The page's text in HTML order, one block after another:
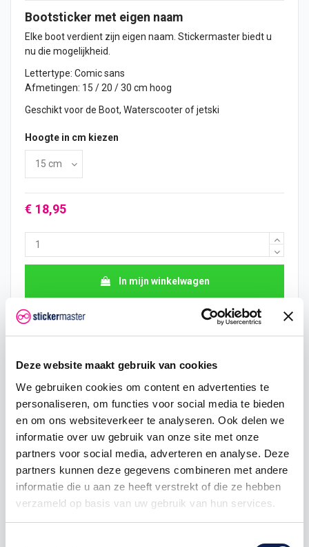
Deze website maakt gebruik van cookies
We gebruiken cookies om content en advertenties te
personaliseren, om functies voor social media te bieden
en om ons websiteverkeer te analyseren. Ook delen we
informatie over uw gebruik van onze site met onze
partners voor social media, adverteren en analyse. Deze
partners kunnen deze gegevens combineren met andere
informatie die u aan ze heeft verstrekt of die ze hebben
verzameld op basis van uw gebruik van hun services.
Bootsticker met eigen naam
Elke boot verdient zijn eigen naam. Stickermaster biedt u
nu die mogelijkheid.
Lettertype: Comic sans
Afmetingen: 15 / 20 / 30 cm hoog
Geschikt voor de Boot, Waterscooter of jetski
Hoogte in cm kiezen
€ 18,95
In mijn winkelwagen
Je bespaart
5 € 17,53 € 7,11
€ 17,06 € 18,95
50 € 15,16 € 189,50
100 € 14,21 € 473,75